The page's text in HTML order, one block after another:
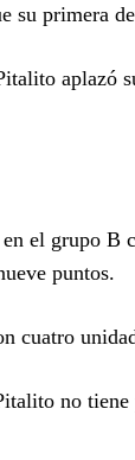
su primera
aplazó
el grupo
puntos.
cuatro
no